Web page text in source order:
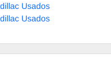
Usados
Usados